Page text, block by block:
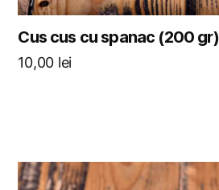
Cus cus cu spanac (200 gr)
10,00 lei